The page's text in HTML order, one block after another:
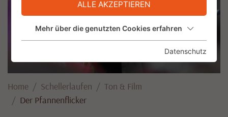
Home Schellerlaufen
Ton & Film
Der Pfannenflicker
ALLE AKZEPTIEREN
Mehr über die genutzten Cookies erfahren
Datenschutz